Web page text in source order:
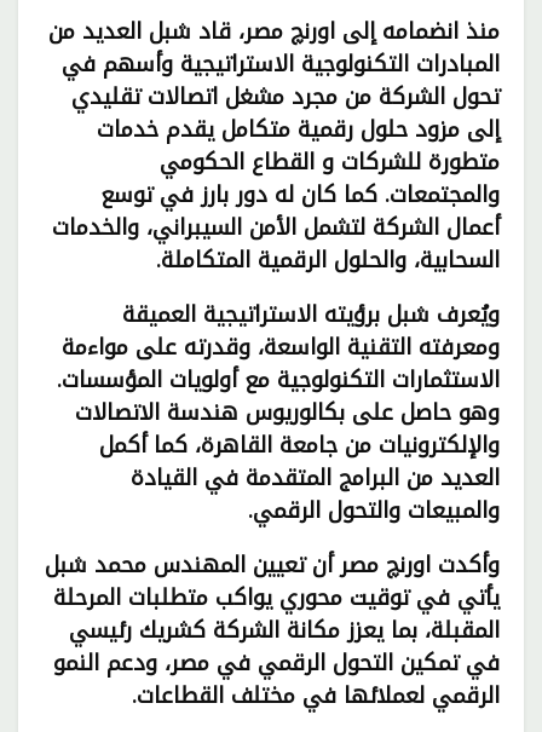
منذ انضمامه إلى اورنچ مصر، قاد شبل العديد من
المبادرات التكنولوجية الاستراتيجية وأسهم في
تحول الشركة من مجرد مشغل اتصالات تقليدي
إلى مزود حلول رقمية متكامل يقدم خدمات
متطورة للشركات و القطاع الحكومي
والمجتمعات. كما كان له دور بارز في توسع
أعمال الشركة لتشمل الأمن السيبراني، والخدمات
السحابية، والحلول الرقمية المتكاملة.
ويُعرف شبل برؤيته الاستراتيجية العميقة
ومعرفته التقنية الواسعة، وقدرته على مواءمة
الاستثمارات التكنولوجية مع أولويات المؤسسات.
وهو حاصل على بكالوريوس هندسة الاتصالات
والإلكترونيات من جامعة القاهرة، كما أكمل
العديد من البرامج المتقدمة في القيادة
والمبيعات والتحول الرقمي.
وأكدت اورنچ مصر أن تعيين المهندس محمد شبل
يأتي في توقيت محوري يواكب متطلبات المرحلة
المقبلة، بما يعزز مكانة الشركة كشريك رئيسي
في تمكين التحول الرقمي في مصر، ودعم النمو
الرقمي لعملائها في مختلف القطاعات.